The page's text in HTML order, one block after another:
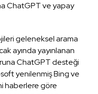
ChatGPT ve yapay
geleneksel arama
ayında yayınlanan
ChatGPT desteği
yenilenmiş Bing ve
haberlere göre